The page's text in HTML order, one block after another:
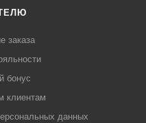
заказа
бонус
клиентам
данных